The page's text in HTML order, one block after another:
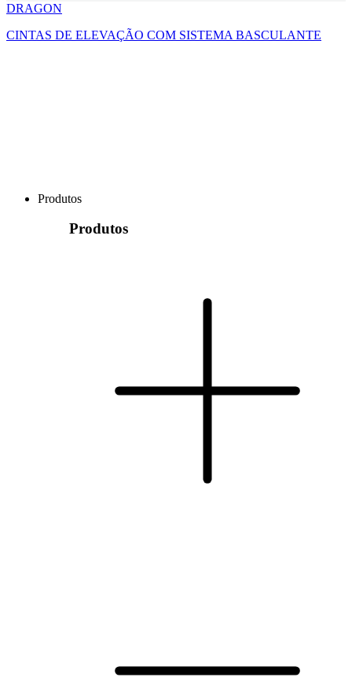
DRAGON
CINTAS DE ELEVAÇÃO COM SISTEMA BASCULANTE
Produtos
Produtos